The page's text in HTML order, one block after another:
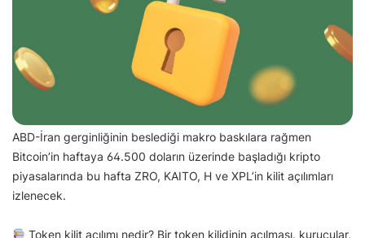
ABD-İran gerginliğinin beslediği makro baskılara rağmen
Bitcoin’in haftaya 64.500 doların üzerinde başladığı kripto
piyasalarında bu hafta ZRO, KAITO, H ve XPL’in kilit açılımları
izlenecek.
Token kilit açılımı nedir? Bir token kilidinin açılması, kurucular,